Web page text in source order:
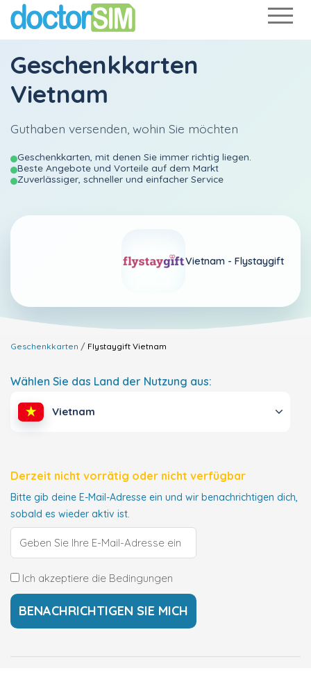
Geschenkkarten
Vietnam
Guthaben versenden, wohin Sie möchten
Geschenkkarten, mit denen Sie immer richtig liegen.
Beste Angebote und Vorteile auf dem Markt
Zuverlässiger, schneller und einfacher Service
Vietnam - Flystaygift
Geschenkkarten Flystaygift Vietnam
Wählen Sie das Land der Nutzung aus:
Vietnam
Derzeit nicht vorrätig oder nicht verfügbar
Bitte gib deine E-Mail-Adresse ein und wir benachrichtigen dich,
sobald es wieder aktiv ist.
Ich akzeptiere die Bedingungen